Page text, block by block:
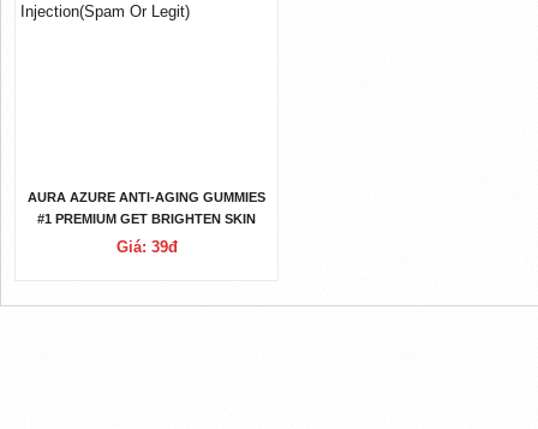
AURA AZURE ANTI-AGING GUMMIES
#1 PREMIUM GET BRIGHTEN SKIN
AND REDUCE DARK CIRCLES
Giá: 39đ